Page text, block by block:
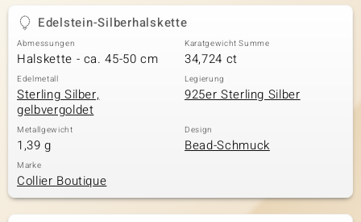
Classics
Edelstein-Silberhalskette
Abmessungen
Halskette - ca. 45-50 cm
Karatgewicht Summe
34,724 ct
Edelmetall
Sterling Silber,
gelbvergoldet
Legierung
925er Sterling Silber
Metallgewicht
1,39 g
Design
Bead-Schmuck
Marke
Collier Boutique